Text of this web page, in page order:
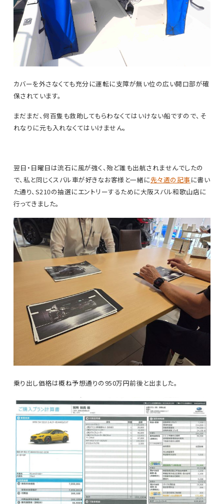
カバーを外さなくても充分に運転に支障が無い位の広い開口部が確
保されています。
まだまだ、何百隻も救助してもらわなくてはいけない船ですので、そ
れなりに元も入れなくてはいけません。
翌日・日曜日は流石に風が強く、殆ど誰も出航されませんでしたの
で、私と同じくスバル車が好きなお客様と一緒に先々週の記事に書い
た通り、S210の抽選にエントリーするために大阪スバル和歌山店に
行ってきました。
乗り出し価格は概ね予想通りの950万円前後と出ました。